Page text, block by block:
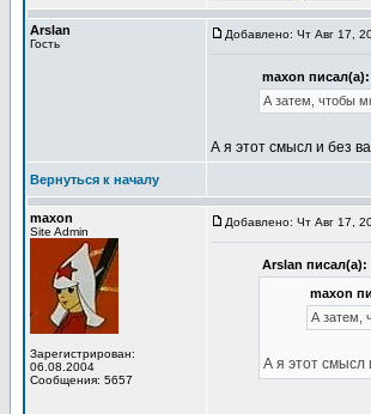
Arslan
Гость
Добавлено: Чт Авг 17,
maxon писал(а):
А затем, чтобы
А я этот смысл и без
Вернуться к началу
maxon
Site Admin
Зарегистрирован:
06.08.2004
Сообщения: 5657
Добавлено: Чт Авг 17,
Arslan писал(а):
maxon
А затем,
А я этот смысл